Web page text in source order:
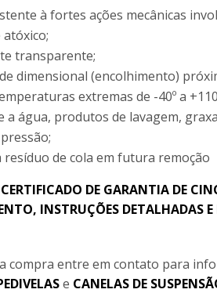
à fortes ações mecânicas
transparente;
dimensional (encolhimento)
extremas de -40º a
a água, produtos de lavagem,
resíduo de cola em futura remoção
DE GARANTIA DE
INSTRUÇÕES DETALHADAS
compra entre em contato para
e CANELAS DE